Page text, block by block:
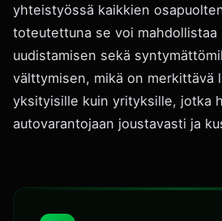
yhteistyössä kaikkien
toteutettuna se voi mahdollistaa
uudistamisen sekä
välttymisen, mikä on merkittävä
yksityisille kuin yrityksille, jotka
autovarantojaan joustavasti ja